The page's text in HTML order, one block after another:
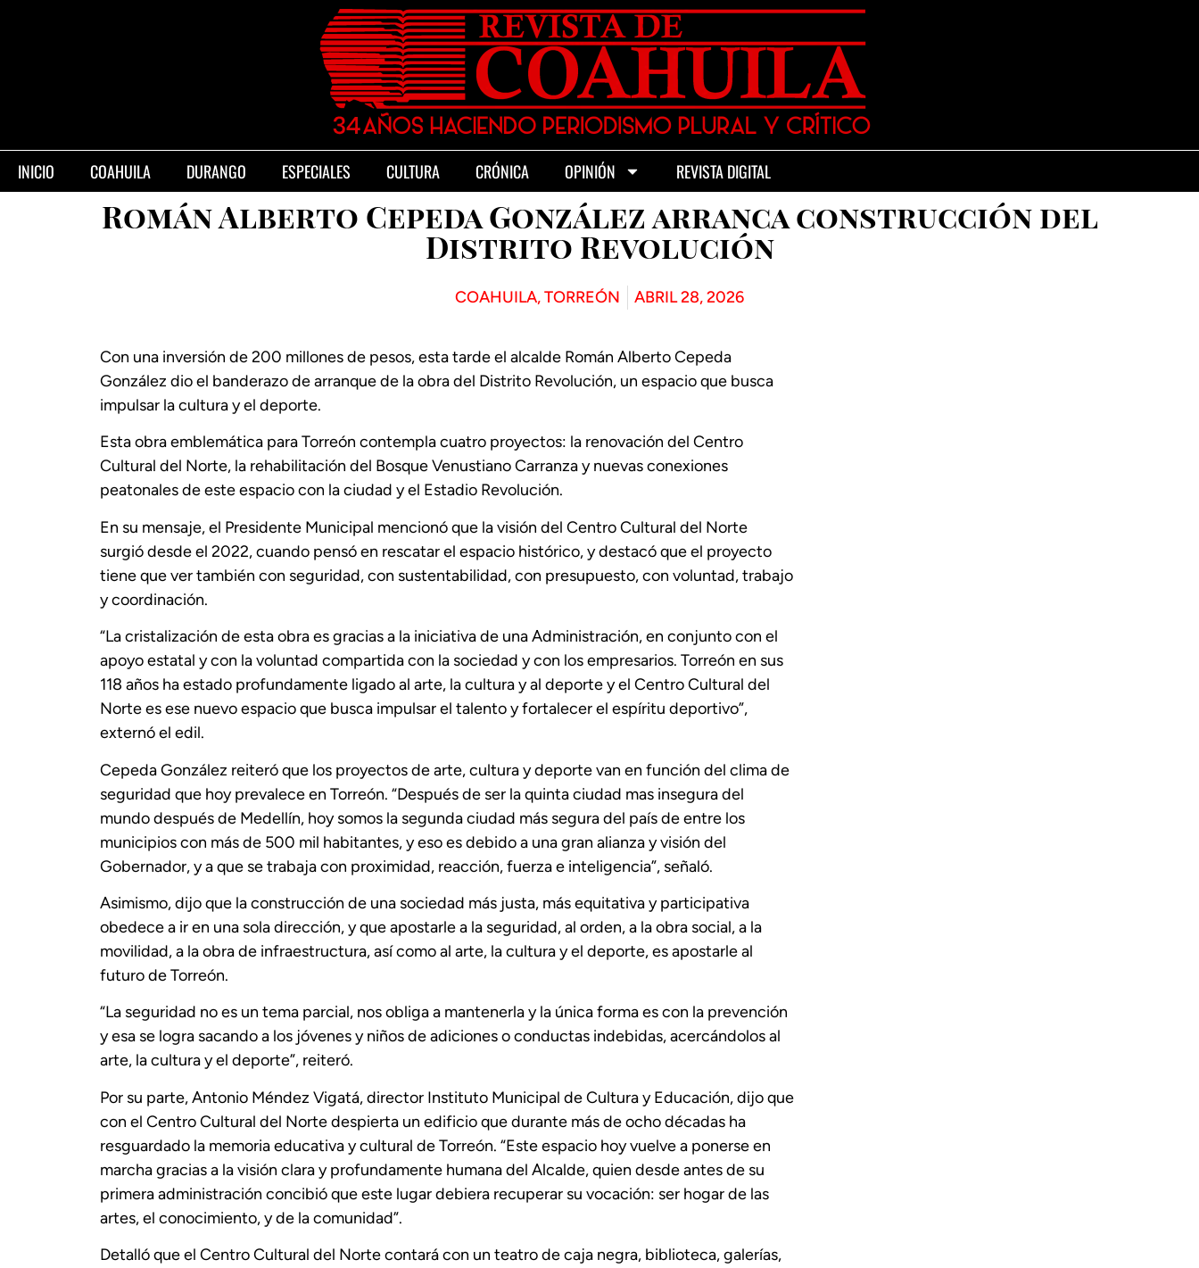
INICIO COAHUILA DURANGO ESPECIALES CULTURA CRÓNICA OPINIÓN REVISTA DIGITAL
Román Alberto Cepeda González arranca construcción del
Distrito Revolución
COAHUILA,TORREÓN ABRIL 28, 2026
Con una inversión de 200 millones de pesos, esta tarde el alcalde Román Alberto Cepeda
González dio el banderazo de arranque de la obra del Distrito Revolución, un espacio que busca
impulsar la cultura y el deporte.
Esta obra emblemática para Torreón contempla cuatro proyectos: la renovación del Centro
Cultural del Norte, la rehabilitación del Bosque Venustiano Carranza y nuevas conexiones
peatonales de este espacio con la ciudad y el Estadio Revolución.
En su mensaje, el Presidente Municipal mencionó que la visión del Centro Cultural del Norte
surgió desde el 2022, cuando pensó en rescatar el espacio histórico, y destacó que el proyecto
tiene que ver también con seguridad, con sustentabilidad, con presupuesto, con voluntad, trabajo
y coordinación.
“La cristalización de esta obra es gracias a la iniciativa de una Administración, en conjunto con el
apoyo estatal y con la voluntad compartida con la sociedad y con los empresarios. Torreón en sus
118 años ha estado profundamente ligado al arte, la cultura y al deporte y el Centro Cultural del
Norte es ese nuevo espacio que busca impulsar el talento y fortalecer el espíritu deportivo”,
externó el edil.
Cepeda González reiteró que los proyectos de arte, cultura y deporte van en función del clima de
seguridad que hoy prevalece en Torreón. “Después de ser la quinta ciudad mas insegura del
mundo después de Medellín, hoy somos la segunda ciudad más segura del país de entre los
municipios con más de 500 mil habitantes, y eso es debido a una gran alianza y visión del
Gobernador, y a que se trabaja con proximidad, reacción, fuerza e inteligencia”, señaló.
Asimismo, dijo que la construcción de una sociedad más justa, más equitativa y participativa
obedece a ir en una sola dirección, y que apostarle a la seguridad, al orden, a la obra social, a la
movilidad, a la obra de infraestructura, así como al arte, la cultura y el deporte, es apostarle al
futuro de Torreón.
“La seguridad no es un tema parcial, nos obliga a mantenerla y la única forma es con la prevención
y esa se logra sacando a los jóvenes y niños de adiciones o conductas indebidas, acercándolos al
arte, la cultura y el deporte”, reiteró.
Por su parte, Antonio Méndez Vigatá, director Instituto Municipal de Cultura y Educación, dijo que
con el Centro Cultural del Norte despierta un edificio que durante más de ocho décadas ha
resguardado la memoria educativa y cultural de Torreón. “Este espacio hoy vuelve a ponerse en
marcha gracias a la visión clara y profundamente humana del Alcalde, quien desde antes de su
primera administración concibió que este lugar debiera recuperar su vocación: ser hogar de las
artes, el conocimiento, y de la comunidad”.
Detalló que el Centro Cultural del Norte contará con un teatro de caja negra, biblioteca, galerías,